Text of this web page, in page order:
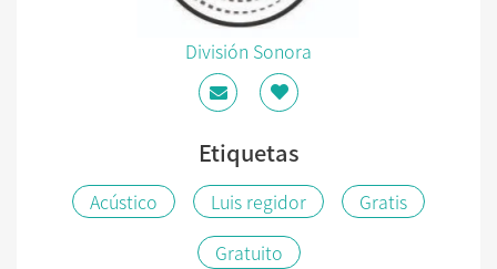
División Sonora
Etiquetas
Acústico Luis regidor
Gratis
Gratuito